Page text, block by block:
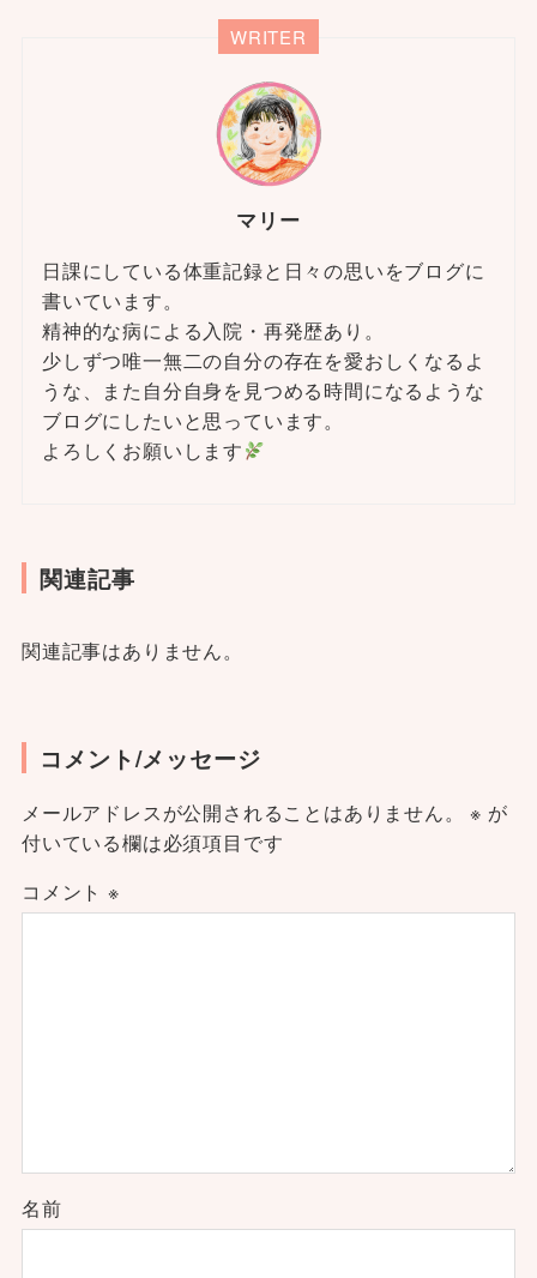
WRITER
マリー
日課にしている体重記録と日々の思いをブログに
書いています。
精神的な病による入院・再発歴あり。
少しずつ唯一無二の自分の存在を愛おしくなるよ
うな、また自分自身を見つめる時間になるような
ブログにしたいと思っています。
よろしくお願いします
関連記事
関連記事はありません。
コメント/メッセージ
メールアドレスが公開されることはありません。 ※ が
付いている欄は必須項目です
コメント ※
名前